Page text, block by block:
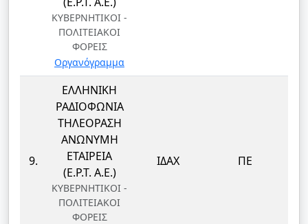
ΚΥΒΕΡΝΗΤΙΚΟΙ -
ΠΟΛΙΤΕΙΑΚΟΙ
ΦΟΡΕΙΣ
Οργανόγραμμα
9.
ΕΛΛΗΝΙΚΗ
ΡΑΔΙΟΦΩΝΙΑ
ΤΗΛΕΟΡΑΣΗ
ΑΝΩΝΥΜΗ
ΕΤΑΙΡΕΙΑ
(Ε.Ρ.Τ. Α.Ε.)
ΚΥΒΕΡΝΗΤΙΚΟΙ -
ΠΟΛΙΤΕΙΑΚΟΙ
ΦΟΡΕΙΣ
ΙΔΑΧ ΠΕ